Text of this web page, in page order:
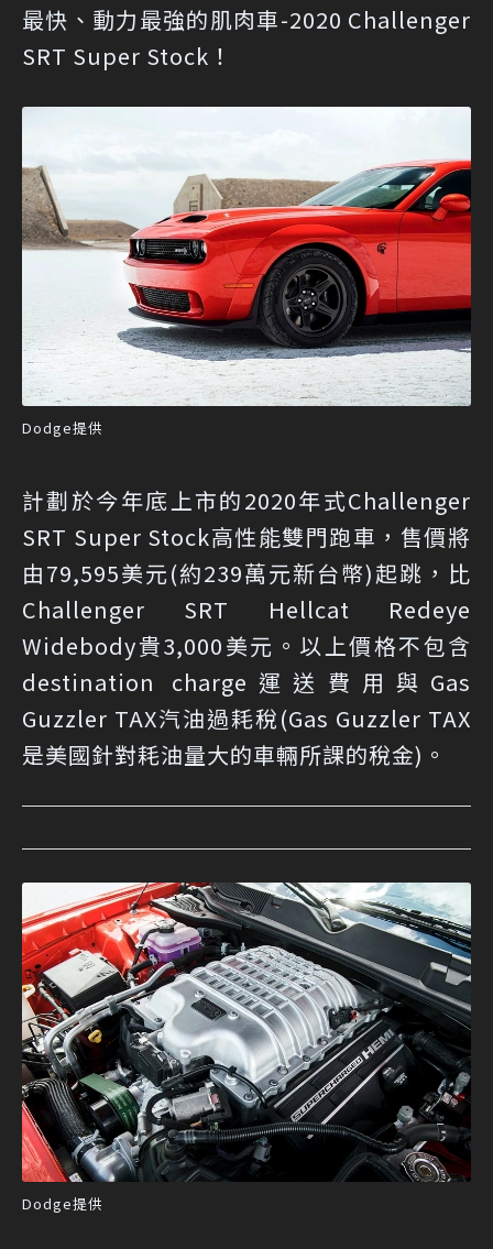
最快、動力最強的肌肉車-2020 Challenger
SRT Super Stock！
Dodge提供
計劃於今年底上市的2020年式Challenger
SRT Super Stock高性能雙門跑車，售價將
由79,595美元(約239萬元新台幣)起跳，比
Challenger SRT Hellcat Redeye
Widebody貴3,000美元。以上價格不包含
destination charge運送費用與Gas
Guzzler TAX汽油過耗稅(Gas Guzzler TAX
是美國針對耗油量大的車輛所課的稅金)。
Dodge提供